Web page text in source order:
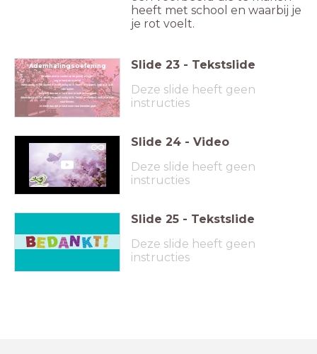
heeft met school en waarbij je
je rot voelt.
Ademhalingsoefening
Ga zitten (met je voeten op de grond) of liggen
Leg je hand op je navel
Adem rustig in. Tel daarbij in jezelf rustig tot 3. Terwijl je inademt, druk je je buik
naar buiten.
Je merkt dus dat je hand door je buik omhooggaat.
Adem rustig uit. Tel daarbij in jezelf rustig tot 6. Terwijl je uitademt, druk je je buik
naar binnen.
Je merkt dan dat je hand weer naar beneden gaat.
Slide 23 - Tekstslide
Deze slide heeft geen
instructies
Slide 24 - Video
Deze slide heeft geen
instructies
Slide 25 - Tekstslide
Deze slide heeft geen
instructies